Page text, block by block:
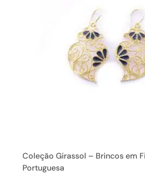
Coleção Girassol – Brincos em
Portuguesa